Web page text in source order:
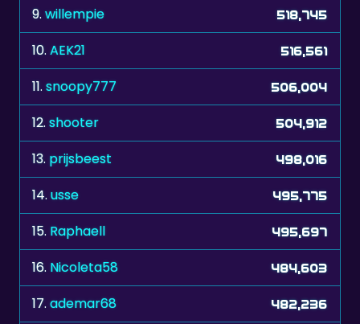
9.willempie 518,745
10.AEK21 516,561
11.snoopy777 506,004
12.shooter 504,912
13. prijsbeest 498,016
14.usse 495,775
15. Raphaell 495,697
16. Nicoleta58 484,603
17.ademar68 482,236